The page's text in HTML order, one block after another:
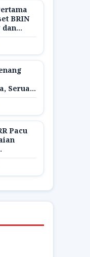
BRIN
dan
Hasil
Seruan
Pacu
Huntap